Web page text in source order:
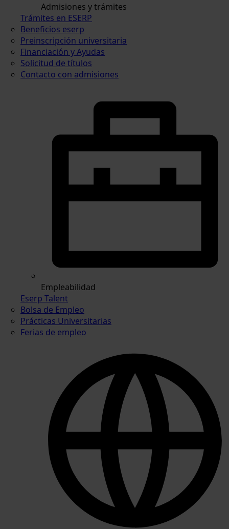
Admisiones y trámites
Trámites en ESERP
Beneficios eserp
Preinscripción universitaria
Financiación y Ayudas
Solicitud de títulos
Contacto con admisiones
Empleabilidad
Eserp Talent
Bolsa de Empleo
Prácticas Universitarias
Ferias de empleo